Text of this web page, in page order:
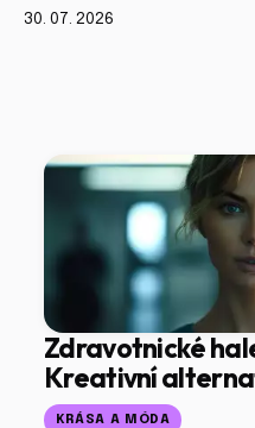
30. 07. 2026
Zdravotnické
Kreativní
KRÁSA A MÓDA